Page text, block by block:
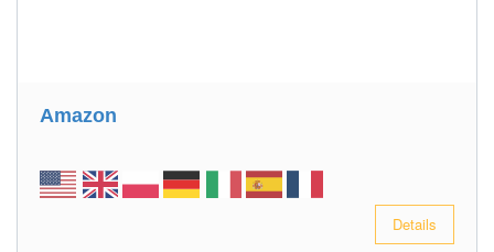
Amazon
Details